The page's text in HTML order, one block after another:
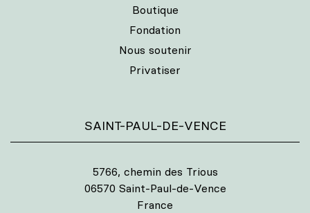
Boutique
Fondation
Nous soutenir
Privatiser
SAINT-PAUL-DE-VENCE
5766, chemin des Trious
06570 Saint-Paul-de-Vence
France